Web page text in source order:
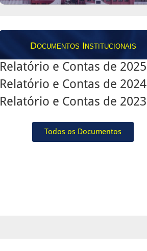
Documentos Institucionais
Relatório e Contas de 2025
Relatório e Contas de 2024
Relatório e Contas de 2023
Todos os Documentos